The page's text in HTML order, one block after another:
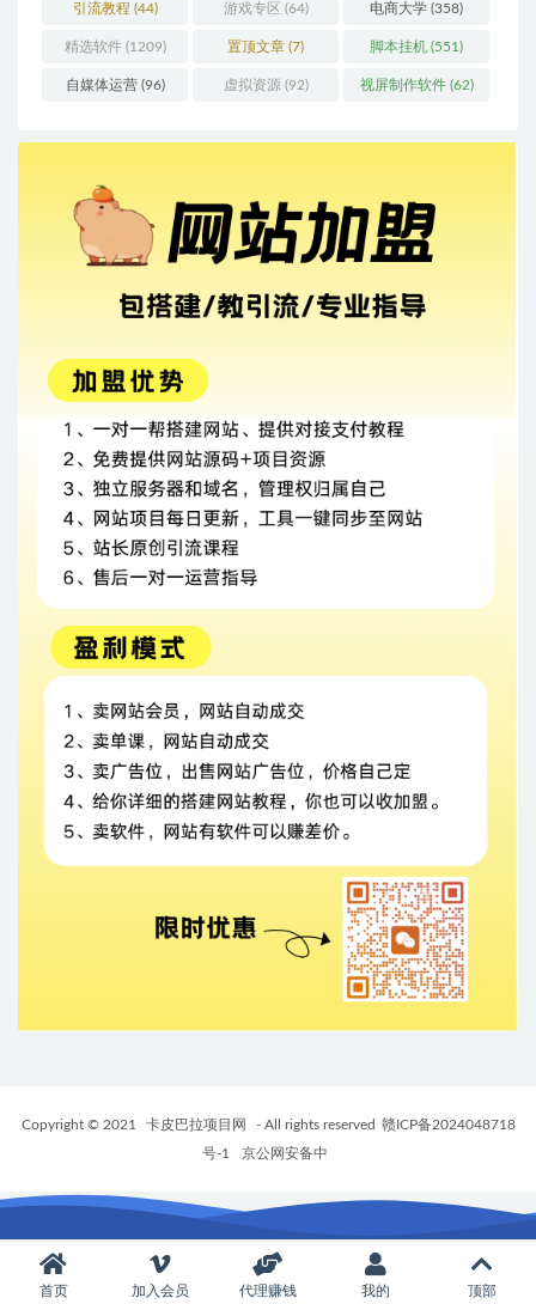
引流教程 (44) 游戏专区 (64) 电商大学 (358)
精选软件(1209) 置顶文章 (7) 脚本挂机 (551)
自媒体运营(96) 虚拟资源 (92) 视屏制作软件(62)
Copyright © 2021 卡皮巴拉项目网 - All rights reserved
赣ICP备2024048718
号-1
京公网安备中
首页 加入会员 代理赚钱 我的 顶部